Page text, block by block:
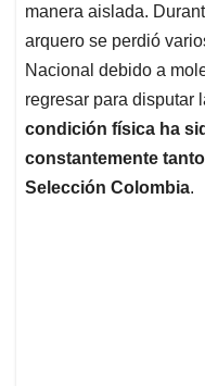
manera aislada.
arquero se perdió
Nacional debido a
regresar para disputar
condición física ha
constantemente
Selección Colombia.